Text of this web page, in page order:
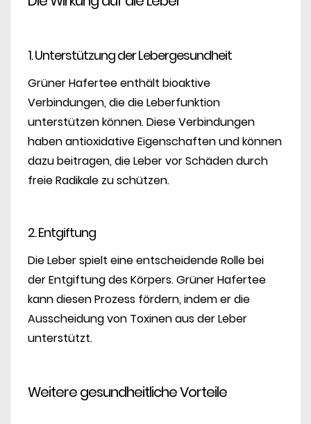
1. Unterstützung der Lebergesundheit
Grüner Hafertee enthält bioaktive
Verbindungen, die die Leberfunktion
unterstützen können. Diese Verbindungen
haben antioxidative Eigenschaften und können
dazu beitragen, die Leber vor Schäden durch
freie Radikale zu schützen.
2. Entgiftung
Die Leber spielt eine entscheidende Rolle bei
der Entgiftung des Körpers. Grüner Hafertee
kann diesen Prozess fördern, indem er die
Ausscheidung von Toxinen aus der Leber
unterstützt.
Weitere gesundheitliche Vorteile